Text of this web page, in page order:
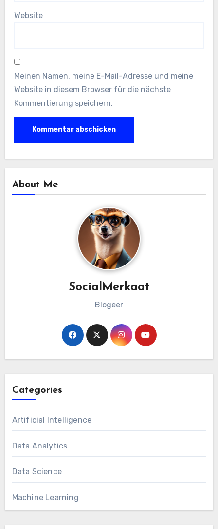
Website
Meinen Namen, meine E-Mail-Adresse und meine
Website in diesem Browser für die nächste
Kommentierung speichern.
About Me
SocialMerkaat
Blogeer
Categories
Artificial Intelligence
Data Analytics
Data Science
Machine Learning